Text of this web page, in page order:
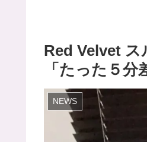
Red Velvet ス
「たった５
NEWS